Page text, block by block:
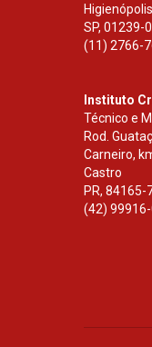
SP, 01239-
(11) 2766-
Instituto
Técnico e
Rod.
Carneiro,
Castro
PR, 84165-
(42)